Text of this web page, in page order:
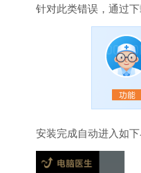
针对此类错误，通过
安装完成自动进入如